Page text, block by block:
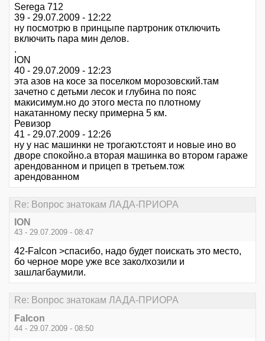
Serega 712
39 - 29.07.2009 - 12:22
ну посмотрю в принцыпе партроник отключить
включить пара мин делов.
.
ION
40 - 29.07.2009 - 12:23
эта азов на косе за поселком морозовский.там
зачетно с детьми лесок и глубина по пояс
макисимум.но до этого места по плотному
накатанному песку примерна 5 км.
Ревизор
41 - 29.07.2009 - 12:26
ну у нас машинки не трогают.стоят и новые ино во
дворе спокойно.а вторая машинка во втором гараже
арендованном и прицеп в третьем.тож
арендованном
Re: Вопрос знатокам ЛАДА-ПРИОРА
ION
43 - 29.07.2009 - 08:47
42-Falcon >спасибо, надо будет поискать это место,
бо черное море уже все заколхозили и
зашлагбаумили.
Re: Вопрос знатокам ЛАДА-ПРИОРА
Falcon
44 - 29.07.2009 - 08:50